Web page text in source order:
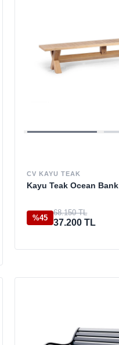
CV KAYU TEAK
Kayu Teak Ocean Bank
%45
68.150 TL
37.200 TL